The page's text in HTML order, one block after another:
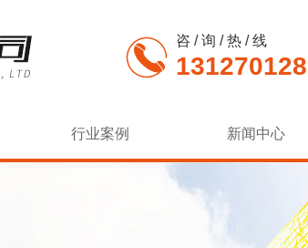
咨 / 询 / 热 / 线
行业案例 新闻中心